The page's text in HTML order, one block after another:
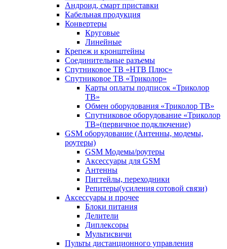
Андроид, смарт приставки
Кабельная продукция
Конвертеры
Круговые
Линейные
Крепеж и кронштейны
Соединительные разъемы
Спутниковое ТВ «НТВ Плюс»
Спутниковое ТВ «Триколор»
Карты оплаты подписок «Триколор
ТВ»
Обмен оборудования «Триколор ТВ»
Спутниковое оборудование «Триколор
ТВ»(первичное подключение)
GSM оборудование (Антенны, модемы,
роутеры)
GSM Модемы/роутеры
Аксессуары для GSM
Антенны
Пигтейлы, переходники
Репитеры(усиления сотовой связи)
Аксессуары и прочее
Блоки питания
Делители
Диплексоры
Мультисвичи
Пульты дистанционного управления